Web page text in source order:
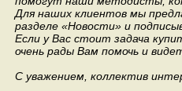
Для наших клиентов мы
разделе «Новости» и
Если у Вас стоит задача
очень рады Вам помочь и
С уважением, коллектив